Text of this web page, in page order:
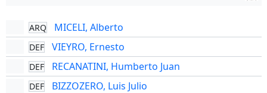
ARQ MICELI, Alberto
DEF VIEYRO, Ernesto
DEF RECANATINI, Humberto Juan
DEF BIZZOZERO, Luis Julio